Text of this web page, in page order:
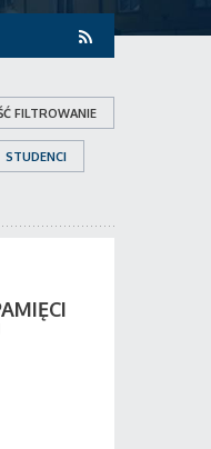
FILTROWANIE
STUDENCI